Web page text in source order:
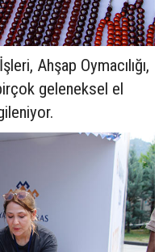
Ahşap Oymacılığı,
geleneksel el